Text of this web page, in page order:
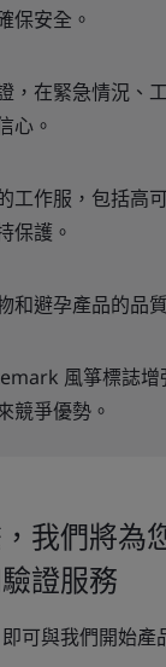
保安全。
，在緊急情況、
心。
工作服，包括高
保護。
和避孕產品的品
風箏標誌增
競爭優勢。
我們將為
證服務
可與我們開始產